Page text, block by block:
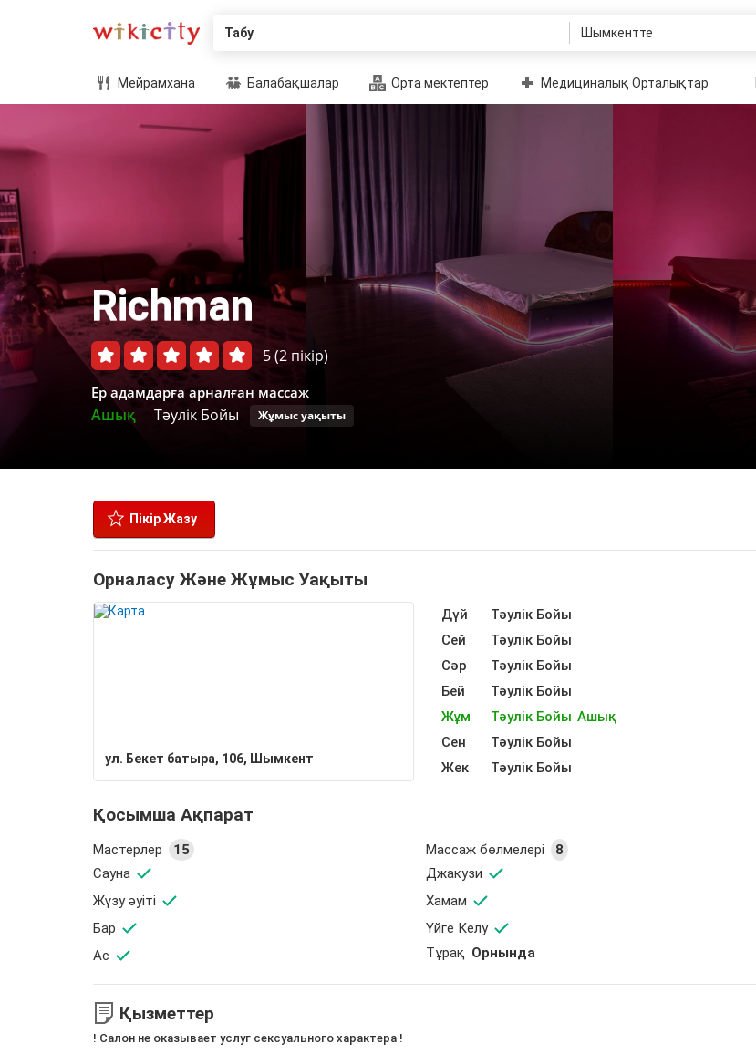
Табу
Мейрамхана Балабақшалар Орта мектептер Медициналық Орталықтар
Richman
5(2 пікір)
Ер адамдарға арналған массаж
Ашық Тәулік Бойы Жұмыс уақыты
Пікір Жазу
Орналасу Және Жұмыс Уақыты
ул. Бекет батыра, 106, Шымкент
Дүй
Тәулік Бойы
Сей
Тәулік Бойы
Сәр
Тәулік Бойы
Бей
Тәулік Бойы
Жұм
Тәулік Бойы Ашық
Сен
Тәулік Бойы
Жек
Тәулік Бойы
Қосымша Ақпарат
Мастерлер 15 Массаж бөлмелері
8
Сауна
Джакузи
Жүзу әуіті
Хамам
Бар
Үйге Келу
Ас
Тұрақ Орнында
Қызметтер
! Салон не оказывает услуг сексуального характера !